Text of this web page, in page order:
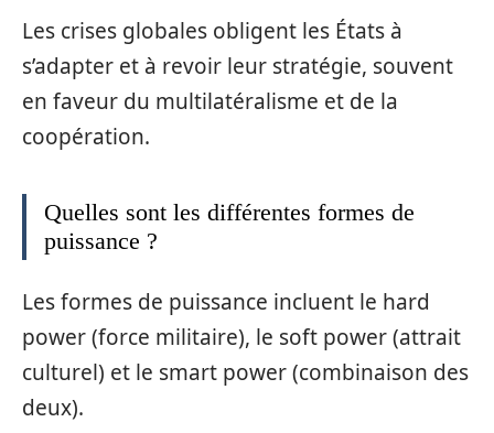
Les crises globales obligent les États à
s’adapter et à revoir leur stratégie, souvent
en faveur du multilatéralisme et de la
coopération.
Quelles sont les différentes formes de
puissance ?
Les formes de puissance incluent le hard
power (force militaire), le soft power (attrait
culturel) et le smart power (combinaison des
deux).